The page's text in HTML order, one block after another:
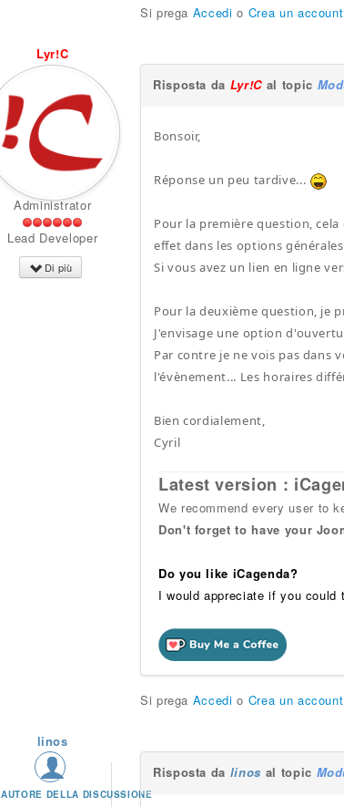
Si prega Accedi o Crea un account
Lyr!C
Administrator
Lead Developer
Di più
Risposta da Lyr!C al topic
Bonsoir,
Réponse un peu tardive...
Pour la première question,
effet dans les options
Si vous avez un lien en ligne
Pour la deuxième question, je
J'envisage une option
Par contre je ne vois pas dans
l'évènement... Les horaires
Bien cordialement,
Cyril
Latest version :
We recommend every user to
Don't forget to have your
Do you like iCagenda?
I would appreciate if you
Si prega Accedi o Crea un account
linos
AUTORE DELLA DISCUSSIONE
Risposta da linos al topic